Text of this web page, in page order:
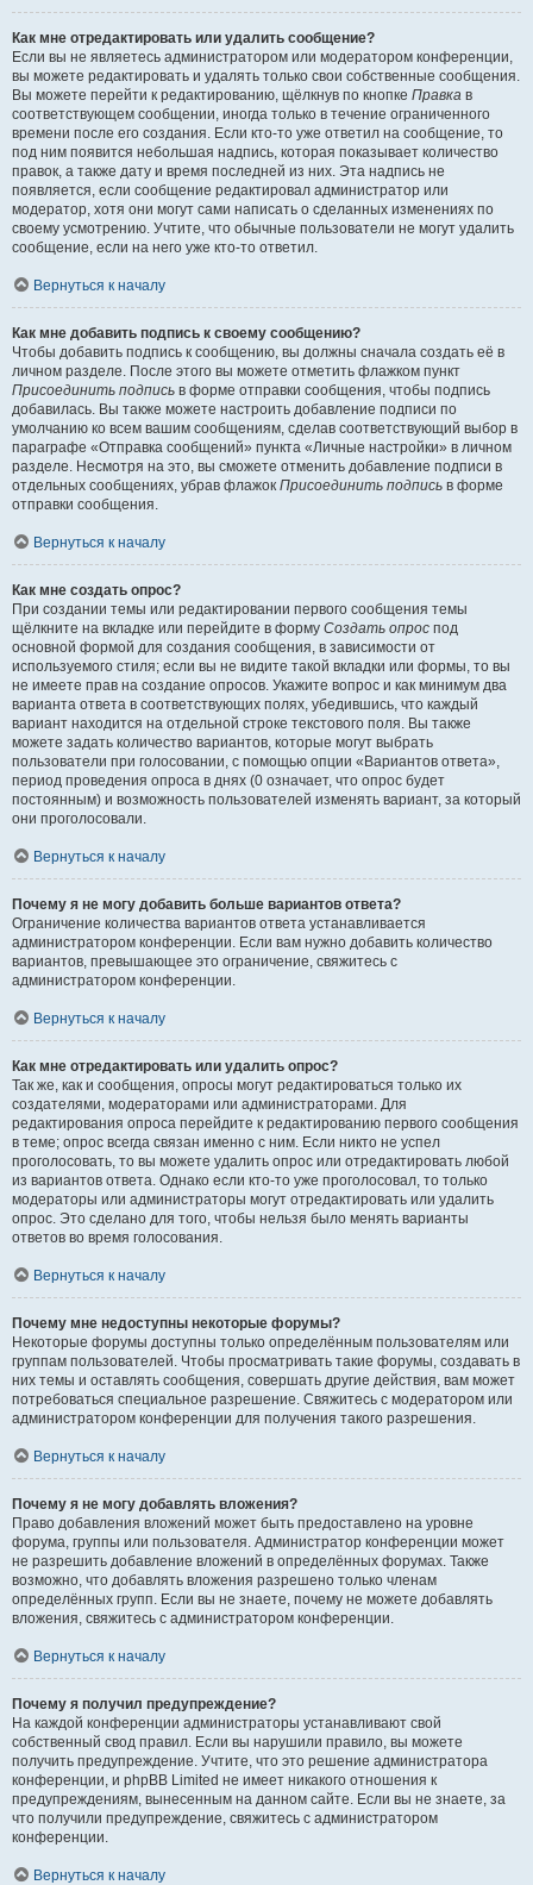
Как мне отредактировать или удалить сообщение?
Если вы не являетесь администратором или модератором конференции,
вы можете редактировать и удалять только свои собственные сообщения.
Вы можете перейти к редактированию, щёлкнув по кнопке Правка в
соответствующем сообщении, иногда только в течение ограниченного
времени после его создания. Если кто-то уже ответил на сообщение, то
под ним появится небольшая надпись, которая показывает количество
правок, а также дату и время последней из них. Эта надпись не
появляется, если сообщение редактировал администратор или
модератор, хотя они могут сами написать о сделанных изменениях по
своему усмотрению. Учтите, что обычные пользователи не могут удалить
сообщение, если на него уже кто-то ответил.
Вернуться к началу
Как мне добавить подпись к своему сообщению?
Чтобы добавить подпись к сообщению, вы должны сначала создать её в
личном разделе. После этого вы можете отметить флажком пункт
Присоединить подпись в форме отправки сообщения, чтобы подпись
добавилась. Вы также можете настроить добавление подписи по
умолчанию ко всем вашим сообщениям, сделав соответствующий выбор в
параграфе «Отправка сообщений» пункта «Личные настройки» в личном
разделе. Несмотря на это, вы сможете отменить добавление подписи в
отдельных сообщениях, убрав флажок Присоединить подпись в форме
отправки сообщения.
Вернуться к началу
Как мне создать опрос?
При создании темы или редактировании первого сообщения темы
щёлкните на вкладке или перейдите в форму Создать опрос под
основной формой для создания сообщения, в зависимости от
используемого стиля; если вы не видите такой вкладки или формы, то вы
не имеете прав на создание опросов. Укажите вопрос и как минимум два
варианта ответа в соответствующих полях, убедившись, что каждый
вариант находится на отдельной строке текстового поля. Вы также
можете задать количество вариантов, которые могут выбрать
пользователи при голосовании, с помощью опции «Вариантов ответа»,
период проведения опроса в днях (0 означает, что опрос будет
постоянным) и возможность пользователей изменять вариант, за который
они проголосовали.
Вернуться к началу
Почему я не могу добавить больше вариантов ответа?
Ограничение количества вариантов ответа устанавливается
администратором конференции. Если вам нужно добавить количество
вариантов, превышающее это ограничение, свяжитесь с
администратором конференции.
Вернуться к началу
Как мне отредактировать или удалить опрос?
Так же, как и сообщения, опросы могут редактироваться только их
создателями, модераторами или администраторами. Для
редактирования опроса перейдите к редактированию первого сообщения
в теме; опрос всегда связан именно с ним. Если никто не успел
проголосовать, то вы можете удалить опрос или отредактировать любой
из вариантов ответа. Однако если кто-то уже проголосовал, то только
модераторы или администраторы могут отредактировать или удалить
опрос. Это сделано для того, чтобы нельзя было менять варианты
ответов во время голосования.
Вернуться к началу
Почему мне недоступны некоторые форумы?
Некоторые форумы доступны только определённым пользователям или
группам пользователей. Чтобы просматривать такие форумы, создавать в
них темы и оставлять сообщения, совершать другие действия, вам может
потребоваться специальное разрешение. Свяжитесь с модератором или
администратором конференции для получения такого разрешения.
Вернуться к началу
Почему я не могу добавлять вложения?
Право добавления вложений может быть предоставлено на уровне
форума, группы или пользователя. Администратор конференции может
не разрешить добавление вложений в определённых форумах. Также
возможно, что добавлять вложения разрешено только членам
определённых групп. Если вы не знаете, почему не можете добавлять
вложения, свяжитесь с администратором конференции.
Вернуться к началу
Почему я получил предупреждение?
На каждой конференции администраторы устанавливают свой
собственный свод правил. Если вы нарушили правило, вы можете
получить предупреждение. Учтите, что это решение администратора
конференции, и phpBB Limited не имеет никакого отношения к
предупреждениям, вынесенным на данном сайте. Если вы не знаете, за
что получили предупреждение, свяжитесь с администратором
конференции.
Вернуться к началу